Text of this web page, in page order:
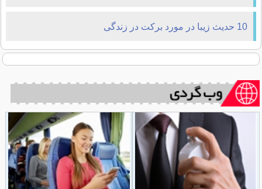
10 حدیث زیبا در مورد برکت در زندگی